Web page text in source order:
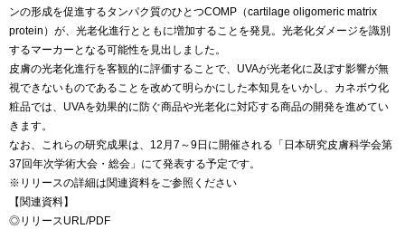
ンの形成を促進するタンパク質のひとつCOMP（cartilage oligomeric matrix
protein）が、光老化進行とともに増加することを発見。光老化ダメージを識別
するマーカーとなる可能性を見出しました。
皮膚の光老化進行を客観的に評価することで、UVAが光老化に及ぼす影響が無
視できないものであることを改めて明らかにした本知見をいかし、カネボウ化
粧品では、UVAを効果的に防ぐ商品や光老化に対応する商品の開発を進めてい
きます。
なお、これらの研究成果は、12月7～9日に開催される「日本研究皮膚科学会第
37回年次学術大会・総会」にて発表する予定です。
※リリースの詳細は関連資料をご参照ください
【関連資料】
◎リリースURL/PDF